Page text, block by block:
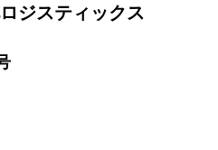
ジスティックス